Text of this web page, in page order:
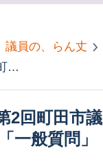
議員の、らん丈
平成18年第2回町田市議会 定例会「一般質問」
一般質問」